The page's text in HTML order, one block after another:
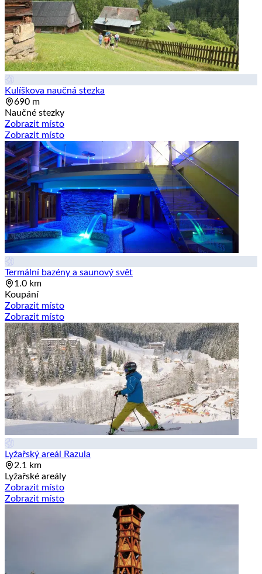
Kulíškova naučná stezka
690 m
Naučné stezky
Zobrazit místo
Zobrazit místo
Termální bazény a saunový svět
1.0 km
Koupání
Zobrazit místo
Zobrazit místo
Lyžařský areál Razula
2.1 km
Lyžařské areály
Zobrazit místo
Zobrazit místo